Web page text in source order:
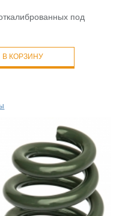
под
В КОРЗИНУ